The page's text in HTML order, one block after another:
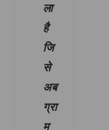
ला
है
जि
से
अब
ग्रा